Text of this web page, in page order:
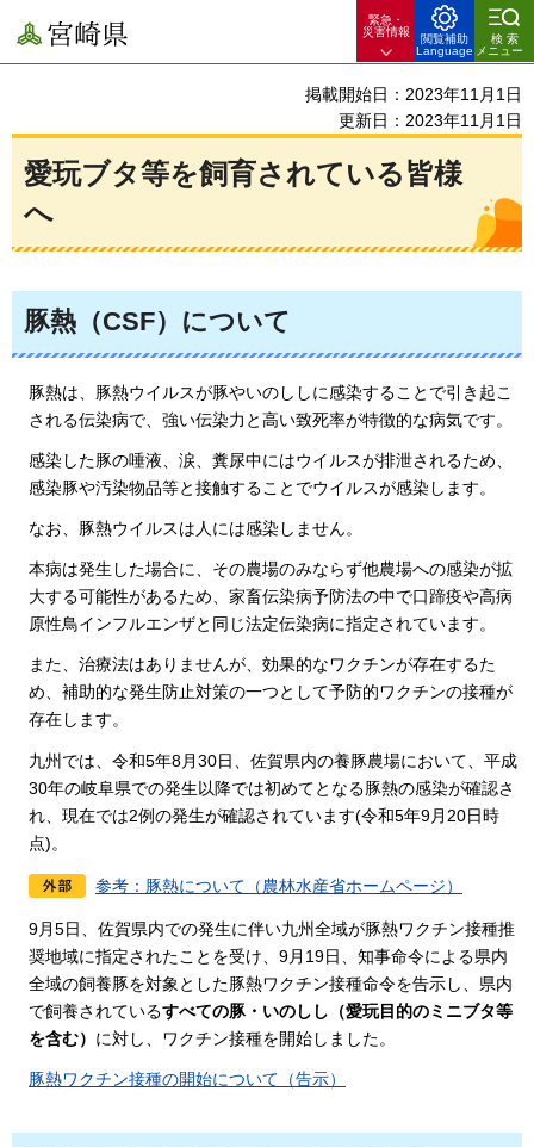
宮崎県
緊急・
災害情報
閲覧補助
Language
検索
メニュー
掲載開始日：2023年11月1日
更新日：2023年11月1日
愛玩ブタ等を飼育されている皆様
へ
豚熱 （CSF） について
豚熱は、豚熱ウイルスが豚やいのししに感染することで引き起こ
される伝染病で、強い伝染力と高い致死率が特徴的な病気です。
感染した豚の唾液、涙、糞尿中にはウイルスが排泄されるため、
感染豚や汚染物品等と接触することでウイルスが感染します。
なお、豚熱ウイルスは人には感染しません。
本病は発生した場合に、その農場のみならず他農場への感染が拡
大する可能性があるため、家畜伝染病予防法の中で口蹄疫や高病
原性鳥インフルエンザと同じ法定伝染病に指定されています。
また、治療法はありませんが、効果的なワクチンが存在するた
め、補助的な発生防止対策の一つとして予防的ワクチンの接種が
存在します。
九州では、令和5年8月30日、佐賀県内の養豚農場において、平成
30年の岐阜県での発生以降では初めてとなる豚熱の感染が確認さ
れ、現在では2例の発生が確認されています(令和5年9月20日時
点)。
参考：豚熱について（農林水産省ホームページ）
9月5日、佐賀県内での発生に伴い九州全域が豚熱ワクチン接種推
奨地域に指定されたことを受け、9月19日、知事命令による県内
全域の飼養豚を対象とした豚熱ワクチン接種命令を告示し、県内
で飼養されているすべての豚・いのしし（愛玩目的のミニブタ等
を含む） に対し、ワクチン接種を開始しました。
豚熱ワクチン接種の開始について（告示）